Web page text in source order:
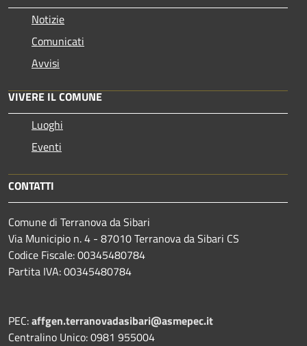
Notizie
Comunicati
Avvisi
VIVERE IL COMUNE
Luoghi
Eventi
CONTATTI
Comune di Terranova da Sibari
Via Municipio n. 4 - 87010 Terranova da Sibari CS
Codice Fiscale: 00345480784
Partita IVA: 00345480784
PEC:affgen.terranovadasibari@asmepec.it
Centralino Unico: 0981 955004